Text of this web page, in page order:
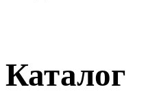
Каталог